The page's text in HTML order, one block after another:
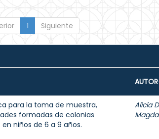
1 Siguiente
para la toma de muestra,
formadas de colonias
niños de 6 a 9 años.
Alicia